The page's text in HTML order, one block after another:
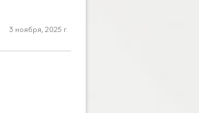
3 ноября, 2025 г.